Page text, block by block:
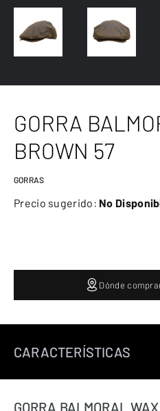
GORRA
BROWN 57
GORRAS
Precio sugerido: No
Dónde
CARACTERÍSTICAS
GORRA BALMORAL